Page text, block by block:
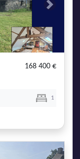
Next
168 400 €
1